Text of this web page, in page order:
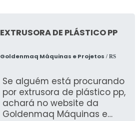
EXTRUSORA DE PLÁSTICO PP
Goldenmaq Máquinas e Projetos / RS
Se alguém está procurando
por extrusora de plástico pp,
achará no website da
Goldenmaq Máquinas e